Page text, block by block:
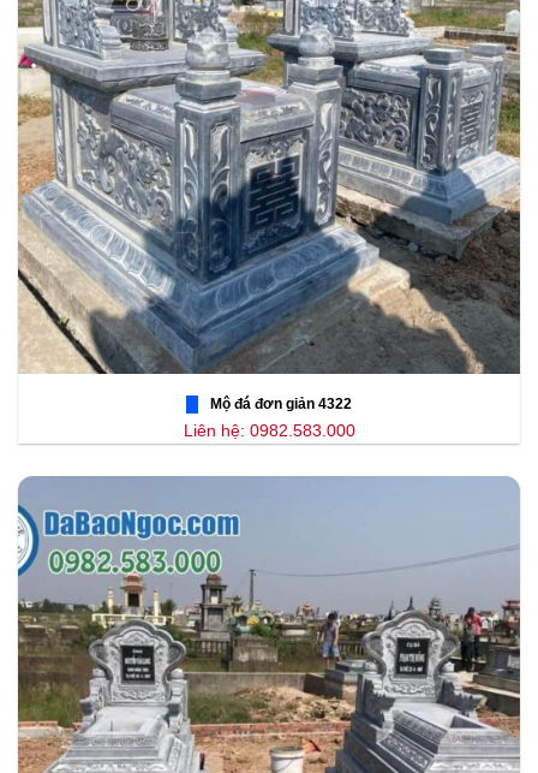
Mộ đá đơn giản 4322
Liên hệ: 0982.583.000